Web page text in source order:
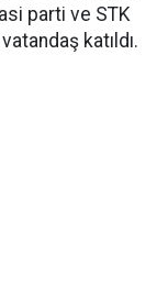
parti ve STK
katıldı.